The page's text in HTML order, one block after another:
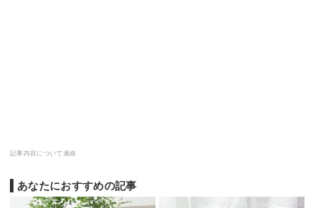
記事内容について連絡
あなたにおすすめの記事